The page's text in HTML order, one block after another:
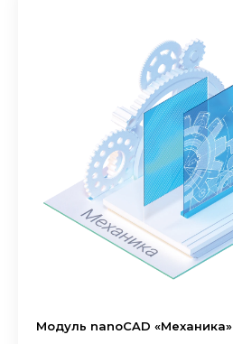
Модуль nanoCAD «Механика»